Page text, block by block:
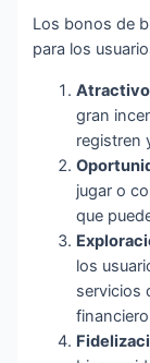
Los bonos de
para los
gran
registren
jugar o
que
los
servicios